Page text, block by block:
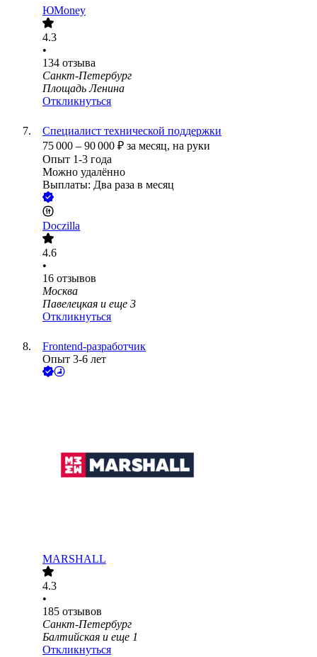
ЮMoney
4.3
•
134 отзыва
Санкт-Петербург
Площадь Ленина
Откликнуться
Специалист технической поддержки
75 000 – 90 000 ₽ за месяц, на руки
Опыт 1-3 года
Можно удалённо
Выплаты: Два раза в месяц
Doczilla
4.6
•
16 отзывов
Москва
Павелецкая и еще 3
Откликнуться
Frontend-разработчик
Опыт 3-6 лет
MARSHALL
4.3
•
185 отзывов
Санкт-Петербург
Балтийская и еще 1
Откликнуться